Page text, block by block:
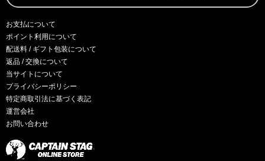
お支払について
ポイント利用について
配送料 / ギフト包装について
返品 / 交換について
当サイトについて
プライバシーポリシー
特定商取引法に基づく表記
運営会社
お問い合わせ